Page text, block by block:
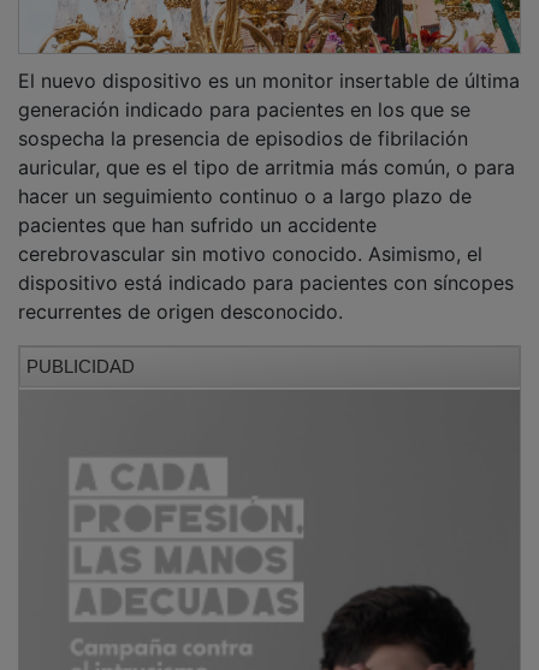
generación indicado para pacientes en los que se
sospecha la presencia de episodios de fibrilación
auricular, que es el tipo de arritmia más común, o para
hacer un seguimiento continuo o a largo plazo de
pacientes que han sufrido un accidente
cerebrovascular sin motivo conocido. Asimismo, el
dispositivo está indicado para pacientes con síncopes
recurrentes de origen desconocido.